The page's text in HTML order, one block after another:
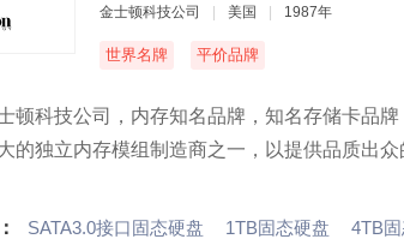
金士顿科技公司 美国 1987年
世界名牌 平价品牌
顿科技公司，内存知名品牌，知名存储卡品
的独立内存模组制造商之一，以提供品质出众
SATA3.0接口固态硬盘 1TB固态硬盘 4TB